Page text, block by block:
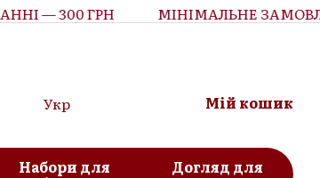
— 300 ГРН МІНІМАЛЬНЕ
Укр Мій кошик
Набори для Догляд для